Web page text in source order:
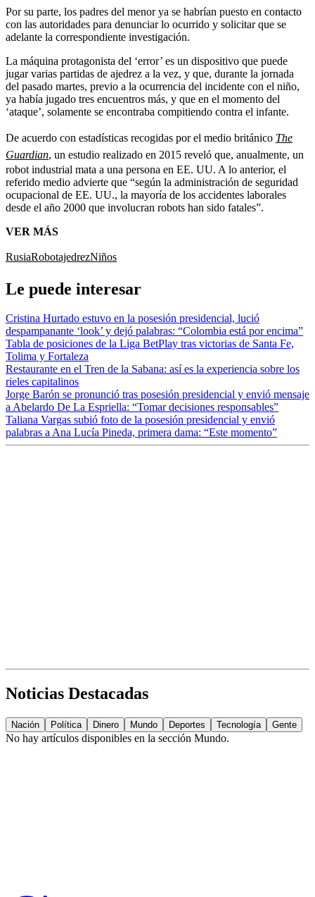
Por su parte, los padres del menor ya se habrían puesto en contacto
con las autoridades para denunciar lo ocurrido y solicitar que se
adelante la correspondiente investigación.
La máquina protagonista del ‘error’ es un dispositivo que puede
jugar varias partidas de ajedrez a la vez, y que, durante la jornada
del pasado martes, previo a la ocurrencia del incidente con el niño,
ya había jugado tres encuentros más, y que en el momento del
‘ataque’, solamente se encontraba compitiendo contra el infante.
De acuerdo con estadísticas recogidas por el medio británico The
Guardian, un estudio realizado en 2015 reveló que, anualmente, un
robot industrial mata a una persona en EE. UU. A lo anterior, el
referido medio advierte que “según la administración de seguridad
ocupacional de EE. UU., la mayoría de los accidentes laborales
desde el año 2000 que involucran robots han sido fatales”.
VER MÁS
RusiaRobotajedrezNiños
Le puede interesar
Cristina Hurtado estuvo en la posesión presidencial, lució
despampanante ‘look’ y dejó palabras: “Colombia está por encima”
Tabla de posiciones de la Liga BetPlay tras victorias de Santa Fe,
Tolima y Fortaleza
Restaurante en el Tren de la Sabana: así es la experiencia sobre los
rieles capitalinos
Jorge Barón se pronunció tras posesión presidencial y envió mensaje
a Abelardo De La Espriella: “Tomar decisiones responsables”
Taliana Vargas subió foto de la posesión presidencial y envió
palabras a Ana Lucía Pineda, primera dama: “Este momento”
Noticias Destacadas
Nación Política Dinero Mundo Deportes Tecnología Gente
No hay artículos disponibles en la sección Mundo.